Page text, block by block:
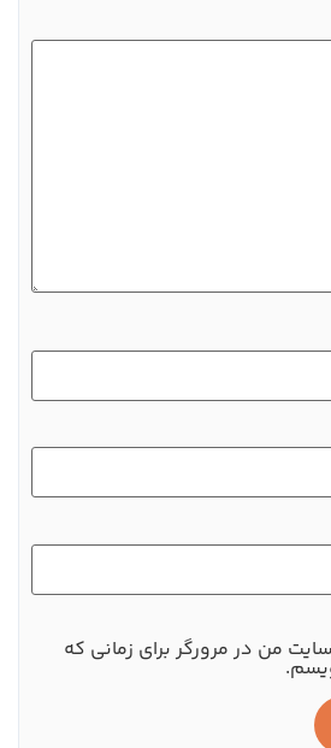
من در مرورگر برای زمانی که